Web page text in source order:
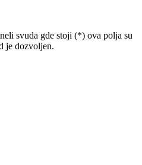
svuda gde stoji (*) ova polja su
je dozvoljen.